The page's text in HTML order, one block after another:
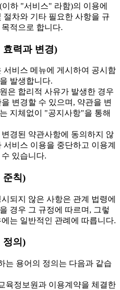
하 "서비스" 라함)의 이용에
절차와 기타 필요한 사항을 규
적으로 합니다.
효력과 변경)
비스 메뉴에 게시하여 공시함
발생합니다.
은 합리적 사유가 발생한 경우
변경할 수 있으며, 약관을 변
지체없이 "공지사항"을 통해
경된 약관사항에 동의하지 않
서비스 이용을 중단하고 이용계
있습니다.
준칙)
되지 않은 사항은 관계 법령에
경우 그 규정에 따르며, 그렇
는 일반적인 관례에 따릅니다.
정의)
는 용어의 정의는 다음과 같습
육정보원과 이용계약을 체결한